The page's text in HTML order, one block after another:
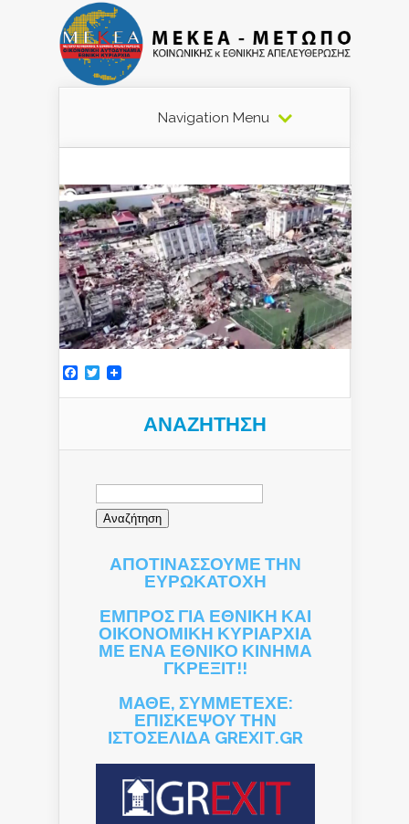
Navigation Menu
Facebook
Twitter
ΑΝΑΖΉΤΗΣΗ
Αναζήτηση
ΑΠΟΤΙΝΑΣΣΟΥΜΕ ΤΗΝ
ΕΥΡΩΚΑΤΟΧΗ
ΕΜΠΡΟΣ ΓΙΑ ΕΘΝΙΚΗ ΚΑΙ
ΟΙΚΟΝΟΜΙΚΗ ΚΥΡΙΑΡΧΙΑ
ΜΕ ΕΝΑ ΕΘΝΙΚΟ ΚΙΝΗΜΑ
ΓΚΡΕΞΙΤ!!
ΜΑΘΕ, ΣΥΜΜΕΤΕΧΕ:
ΕΠΙΣΚΕΨΟΥ ΤΗΝ
ΙΣΤΟΣΕΛΙΔΑ GREXIT.GR